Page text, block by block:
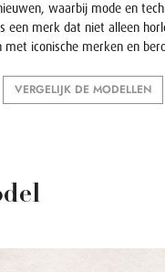
waarbij mode en
een merk dat niet alleen
met iconische merken en
VERGELIJK DE MODELLEN